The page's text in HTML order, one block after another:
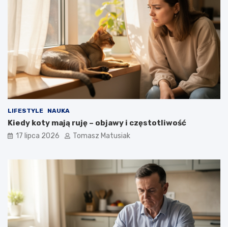
LIFESTYLE NAUKA
Kiedy koty mają ruję – objawy i częstotliwość
17 lipca 2026 Tomasz Matusiak